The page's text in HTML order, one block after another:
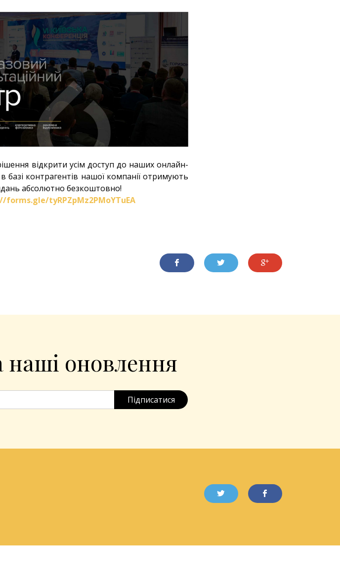
відкрити усім доступ до наших онлайн-
базі контрагентів нашої компанії отримують
абсолютно безкоштовно!
forms.gle/tyRPZpMz2PMoYTuEA
наші оновлення
Підписатися